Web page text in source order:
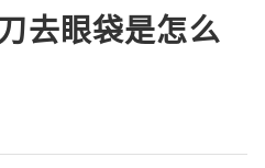
去眼袋是怎么